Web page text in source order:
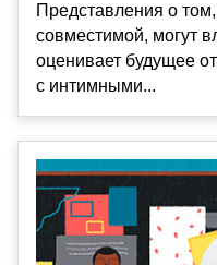
Представления о
совместимой, могут
оценивает будущее
с интимными...